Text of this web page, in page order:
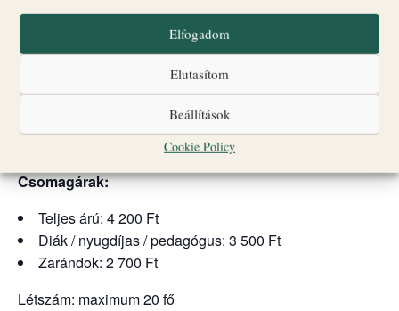
Elfogadom
Elutasítom
Beállítások
Cookie Policy
vezetett várséta az Érseki Palotában és a Gizella
dokumentumfilm-vetítés az Érseki Palotában
Veszprémi Érseki Palota
Biró–Giczey Ház (Vár utca 31.)
Csomagárak:
Teljes árú: 4 200 Ft
Diák / nyugdíjas / pedagógus: 3 500 Ft
Zarándok: 2 700 Ft
Létszám: maximum 20 fő